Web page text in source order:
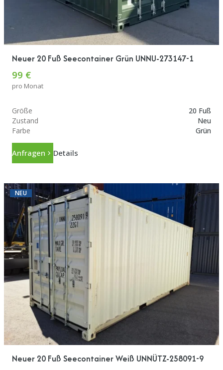
Neuer 20 Fuß Seecontainer Grün UNNU-273147-1
99 €
pro Monat
Größe
20 Fuß
Zustand
Neu
Farbe
Grün
Anfragen Details
NEU
Neuer 20 Fuß Seecontainer Weiß UNNÜTZ-258091-9